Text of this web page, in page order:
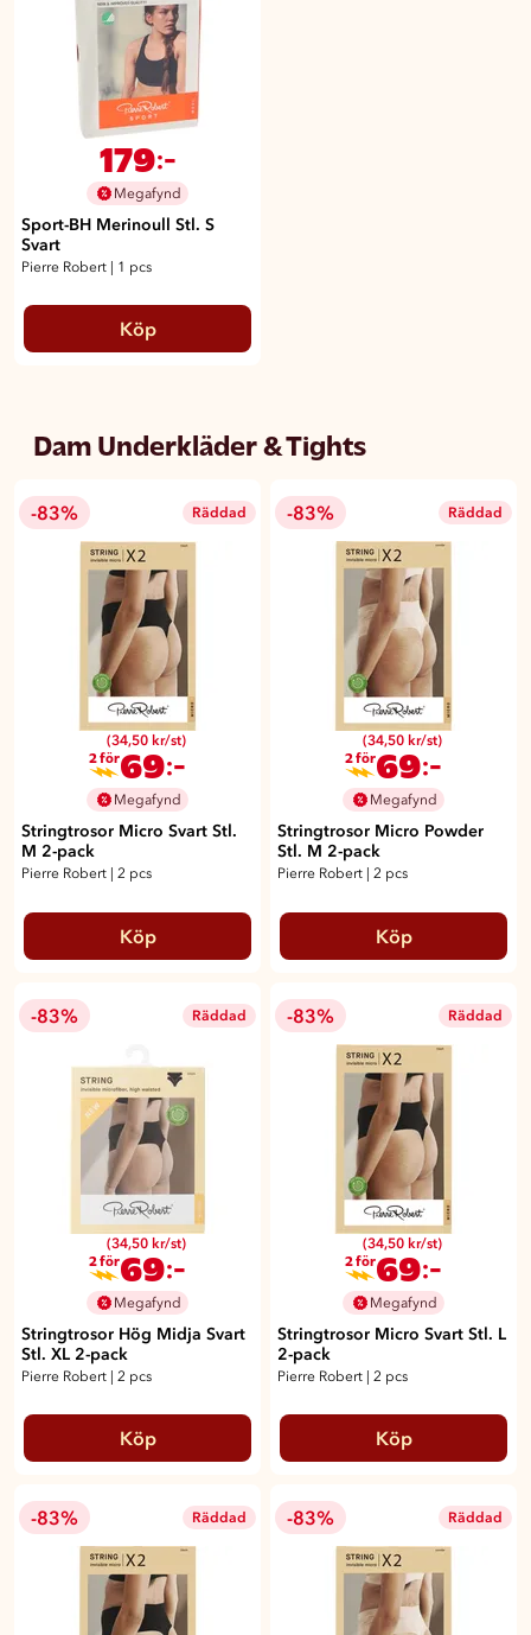
179:-
Megafynd
Sport-BH Merinoull Stl. S
Svart
Pierre Robert | 1 pcs
Köp
Dam Underkläder & Tights
-83% Räddad
(34,50 kr/st)
2 för69:-
Megafynd
Stringtrosor Micro Svart Stl.
M 2-pack
Pierre Robert 2 pcs
Köp
-83% Räddad
(34,50 kr/st)
2 för69:-
Megafynd
Stringtrosor Micro Powder
Stl. M 2-pack
Pierre Robert 2 pcs
Köp
-83% Räddad
(34,50 kr/st)
2 för69:-
Megafynd
Stringtrosor Hög Midja Svart
Stl. XL 2-pack
Pierre Robert | 2 pcs
Köp
-83% Räddad
(34,50 kr/st)
2 för69:-
Megafynd
Stringtrosor Micro Svart Stl. L
2-pack
Pierre Robert | 2 pcs
Köp
-83% Räddad -83% Räddad